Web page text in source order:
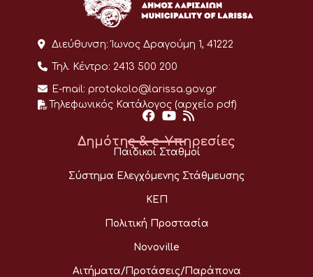
Διεύθυνση: Ίωνος Δραγούμη 1, 41222
Τηλ. Κέντρο: 2413 500 200
E-mail: protokolo@larissa.gov.gr
Τηλεφωνικός Κατάλογος (αρχείο pdf)
Δημότης & e-Υπηρεσίες
Παιδικοί Σταθμοί
Σύστημα Ελεγχόμενης Στάθμευσης
ΚΕΠ
Πολιτική Προστασία
Novoville
Αιτήματα/Προτάσεις/Παράπονα